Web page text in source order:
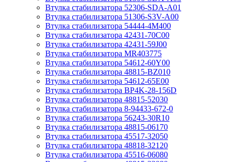
Втулка стабилизатора 52306-SDA-A01
Втулка стабилизатора 51306-S3V-A00
Втулка стабилизатора 54444-4M400
Втулка стабилизатора 42431-70С00
Втулка стабилизатора 42431-59J00
Втулка стабилизатора MR403775
Втулка стабилизатора 54612-60Y00
Втулка стабилизатора 48815-BZ010
Втулка стабилизатора 54612-65Е00
Втулка стабилизатора BP4K-28-156D
Втулка стабилизатора 48815-52030
Втулка стабилизатора 8-94433-672-0
Втулка стабилизатора 56243-30R10
Втулка стабилизатора 48815-06170
Втулка стабилизатора 45517-32050
Втулка стабилизатора 48818-32120
Втулка стабилизатора 45516-06080